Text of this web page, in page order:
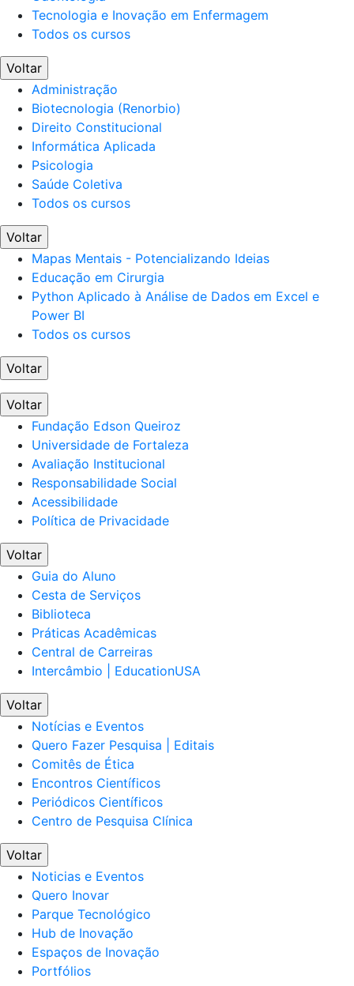
Tecnologia e Inovação em Enfermagem
Todos os cursos
Voltar
Administração
Biotecnologia (Renorbio)
Direito Constitucional
Informática Aplicada
Psicologia
Saúde Coletiva
Todos os cursos
Voltar
Mapas Mentais - Potencializando Ideias
Educação em Cirurgia
Python Aplicado à Análise de Dados em Excel e
Power BI
Todos os cursos
Voltar
Voltar
Fundação Edson Queiroz
Universidade de Fortaleza
Avaliação Institucional
Responsabilidade Social
Acessibilidade
Política de Privacidade
Voltar
Guia do Aluno
Cesta de Serviços
Biblioteca
Práticas Acadêmicas
Central de Carreiras
Intercâmbio | EducationUSA
Voltar
Notícias e Eventos
Quero Fazer Pesquisa | Editais
Comitês de Ética
Encontros Científicos
Periódicos Científicos
Centro de Pesquisa Clínica
Voltar
Noticias e Eventos
Quero Inovar
Parque Tecnológico
Hub de Inovação
Espaços de Inovação
Portfólios